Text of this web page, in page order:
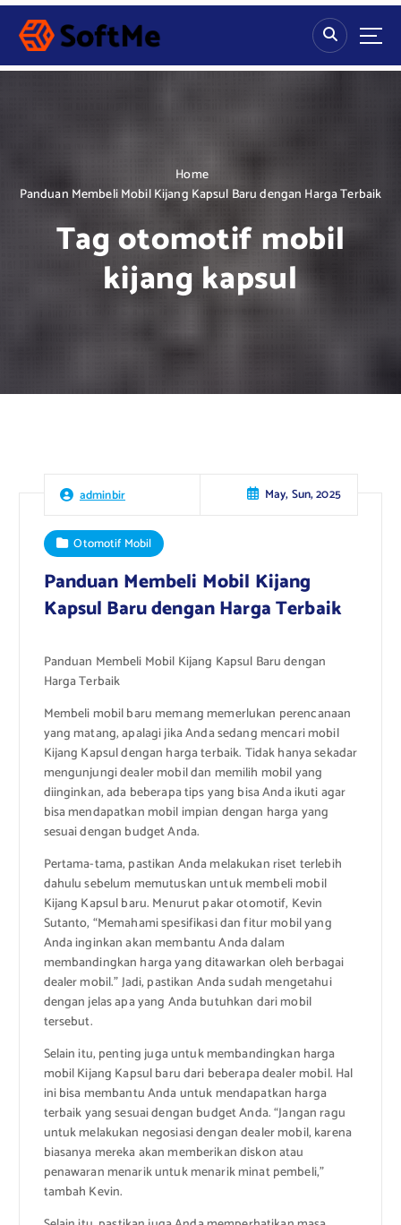
S
p
Home
Panduan Membeli Mobil Kijang Kapsul Baru dengan Harga Terbaik
Tag otomotif mobil
kijang kapsul
adminbir May, Sun, 2025
Otomotif Mobil
Panduan Membeli Mobil Kijang
Kapsul Baru dengan Harga Terbaik
Panduan Membeli Mobil Kijang Kapsul Baru dengan
Harga Terbaik
Membeli mobil baru memang memerlukan perencanaan
yang matang, apalagi jika Anda sedang mencari mobil
Kijang Kapsul dengan harga terbaik. Tidak hanya sekadar
mengunjungi dealer mobil dan memilih mobil yang
diinginkan, ada beberapa tips yang bisa Anda ikuti agar
bisa mendapatkan mobil impian dengan harga yang
sesuai dengan budget Anda.
Pertama-tama, pastikan Anda melakukan riset terlebih
dahulu sebelum memutuskan untuk membeli mobil
Kijang Kapsul baru. Menurut pakar otomotif, Kevin
Sutanto, “Memahami spesifikasi dan fitur mobil yang
Anda inginkan akan membantu Anda dalam
membandingkan harga yang ditawarkan oleh berbagai
dealer mobil.” Jadi, pastikan Anda sudah mengetahui
dengan jelas apa yang Anda butuhkan dari mobil
tersebut.
Selain itu, penting juga untuk membandingkan harga
mobil Kijang Kapsul baru dari beberapa dealer mobil. Hal
ini bisa membantu Anda untuk mendapatkan harga
terbaik yang sesuai dengan budget Anda. “Jangan ragu
untuk melakukan negosiasi dengan dealer mobil, karena
biasanya mereka akan memberikan diskon atau
penawaran menarik untuk menarik minat pembeli,”
tambah Kevin.